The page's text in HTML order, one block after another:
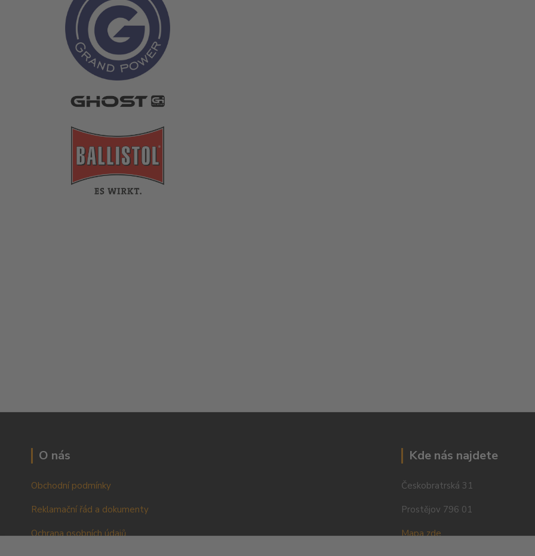
O nás
Obchodní podmínky
Reklamační řád a dokumenty
Ochrana osobních údajů
Kde nás najdete
Českobratrská 31
Prostějov 796 01
Mapa zde